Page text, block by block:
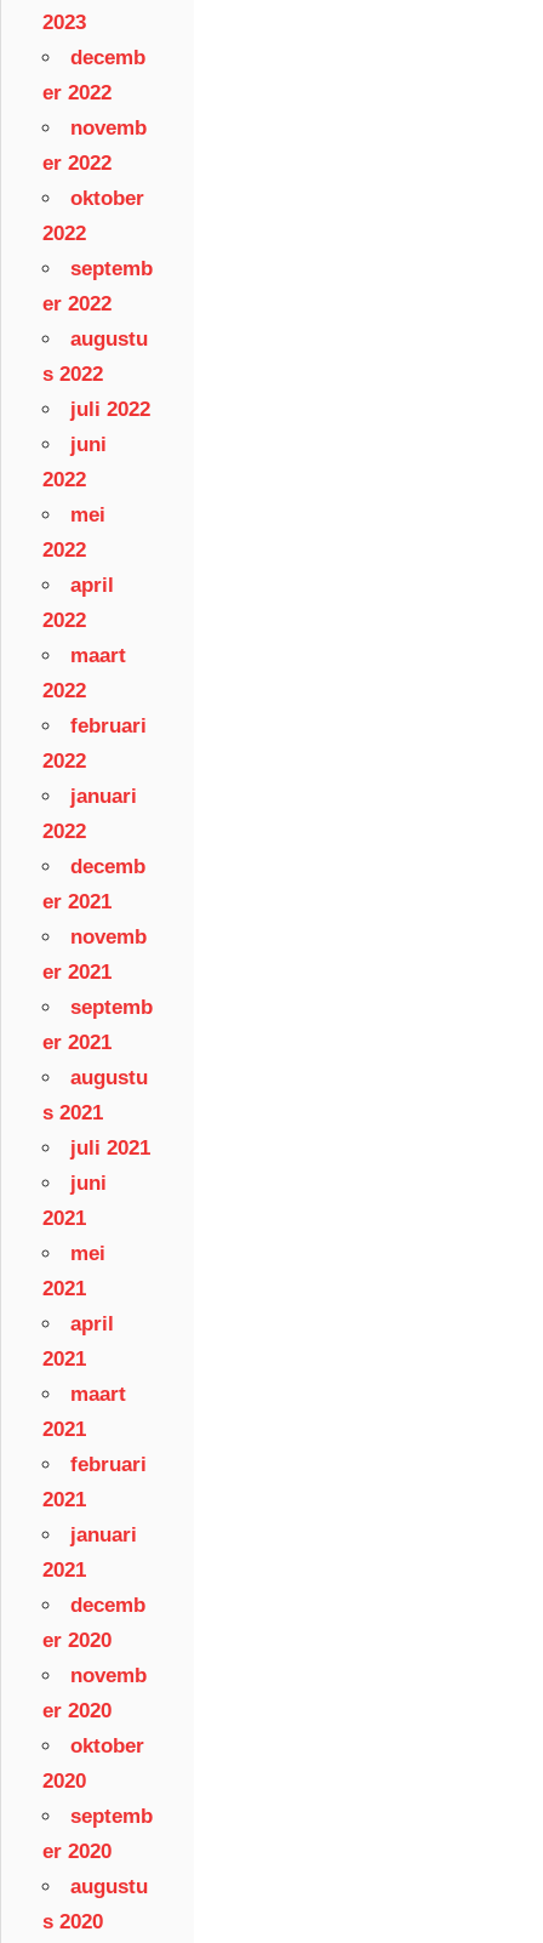
2023
decemb
er 2022
novemb
er 2022
oktober
2022
septemb
er 2022
augustu
s 2022
juli 2022
juni
2022
mei
2022
april
2022
maart
2022
februari
2022
januari
2022
decemb
er 2021
novemb
er 2021
septemb
er 2021
augustu
s 2021
juli 2021
juni
2021
mei
2021
april
2021
maart
2021
februari
2021
januari
2021
decemb
er 2020
novemb
er 2020
oktober
2020
septemb
er 2020
augustu
s 2020